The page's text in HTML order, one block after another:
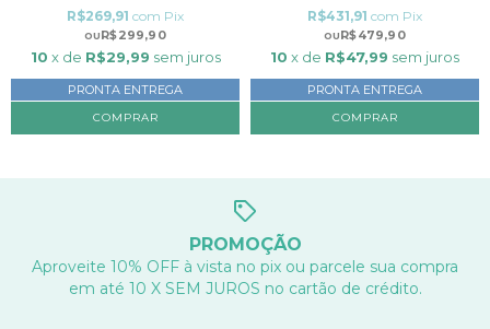
R$299,90
R$269,91 com Pix
10 x de R$29,99 sem juros
PRONTA ENTREGA
R$479,90
R$431,91 com Pix
10 x de R$47,99 sem juros
PRONTA ENTREGA
PROMOÇÃO
Aproveite 10% OFF à vista no pix ou parcele sua compra
em até 10 X SEM JUROS no cartão de crédito.